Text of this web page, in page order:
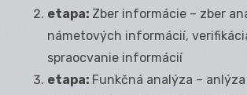
etapa: Zber informácie – zber
námetových informácií,
spraocvanie informácií
etapa: Funkčná analýza –